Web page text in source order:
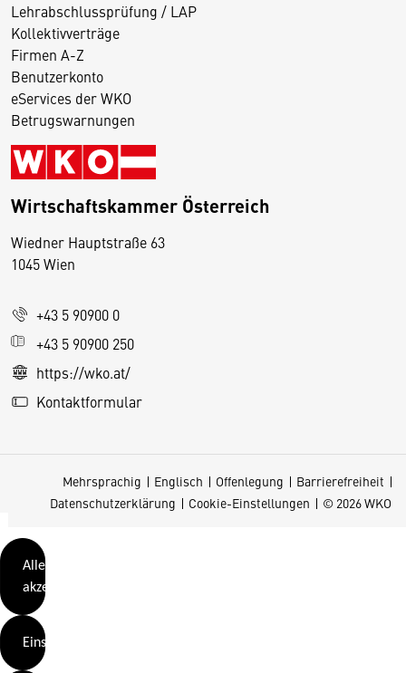
Lehrabschlussprüfung / LAP
Kollektivverträge
Firmen A-Z
Benutzerkonto
eServices der WKO
Betrugswarnungen
Wirtschaftskammer Österreich
Wiedner Hauptstraße 63
1045 Wien
+43 5 90900 0
+43 5 90900 250
https://wko.at/
Kontaktformular
Mehrsprachig Englisch Offenlegung
Barrierefreiheit
Datenschutzerklärung
Cookie-Einstellungen © 2026 WKO
D
s
e
S
e
w
d
t
Alle
akzeptieren
Einstellungen